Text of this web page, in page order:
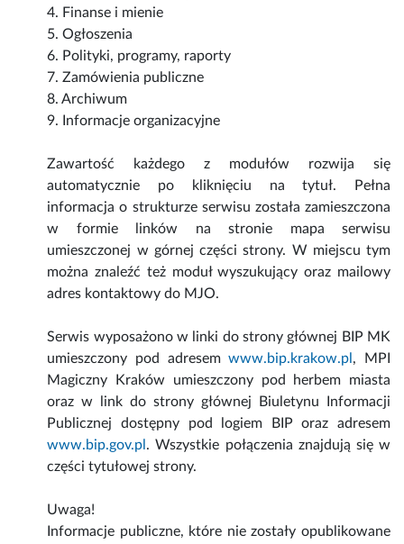
4. Finanse i mienie
5. Ogłoszenia
6. Polityki, programy, raporty
7. Zamówienia publiczne
8. Archiwum
9. Informacje organizacyjne
Zawartość każdego z modułów rozwija się
automatycznie po kliknięciu na tytuł. Pełna
informacja o strukturze serwisu została zamieszczona
w formie linków na stronie mapa serwisu
umieszczonej w górnej części strony. W miejscu tym
można znaleźć też moduł wyszukujący oraz mailowy
adres kontaktowy do MJO.
Serwis wyposażono w linki do strony głównej BIP MK
umieszczony pod adresemwww.bip.krakow.pl , MPI
Magiczny Kraków umieszczony pod herbem miasta
oraz w link do strony głównej Biuletynu Informacji
Publicznej dostępny pod logiem BIP oraz adresem
www.bip.gov.pl . Wszystkie połączenia znajdują się w
części tytułowej strony.
Uwaga!
Informacje publiczne, które nie zostały opublikowane